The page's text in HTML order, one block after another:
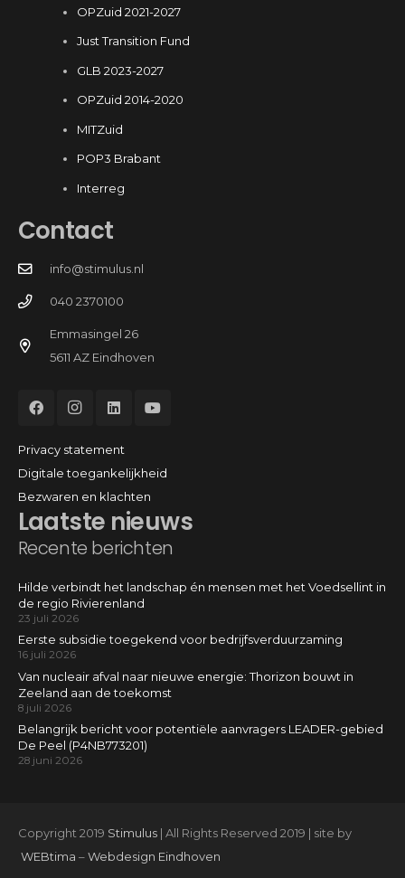
OPZuid 2021-2027
Just Transition Fund
GLB 2023-2027
OPZuid 2014-2020
MITZuid
POP3 Brabant
Interreg
Laatste nieuws
Recente berichten
Hilde verbindt het landschap én mensen met het Voedsellint in
de regio Rivierenland
23 juli 2026
Eerste subsidie toegekend voor bedrijfsverduurzaming
16 juli 2026
Van nucleair afval naar nieuwe energie: Thorizon bouwt in
Zeeland aan de toekomst
8 juli 2026
Belangrijk bericht voor potentiële aanvragers LEADER-gebied
De Peel (P4NB773201)
28 juni 2026
Contact
info@stimulus.nl
040 2370100
Emmasingel 26
5611 AZ Eindhoven
Privacy statement
Digitale toegankelijkheid
Bezwaren en klachten
Copyright 2019 Stimulus| All Rights Reserved 2019 | site by
WEBtima –Webdesign Eindhoven